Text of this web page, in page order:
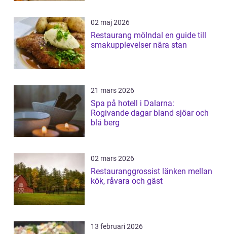
02 maj 2026
Restaurang mölndal en guide till
smakupplevelser nära stan
21 mars 2026
Spa på hotell i Dalarna:
Rogivande dagar bland sjöar och
blå berg
02 mars 2026
Restauranggrossist länken mellan
kök, råvara och gäst
13 februari 2026